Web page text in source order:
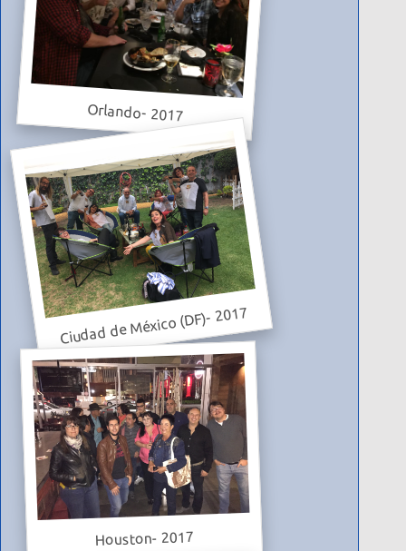
Orlando- 2017
Ciudad de México (DF)- 2017
Houston- 2017